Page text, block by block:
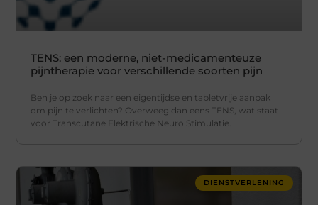
TENS: een moderne, niet-medicamenteuze
pijntherapie voor verschillende soorten pijn
Ben je op zoek naar een eigentijdse en tabletvrije aanpak
om pijn te verlichten? Overweeg dan eens TENS, wat staat
voor Transcutane Elektrische Neuro Stimulatie.
DIENSTVERLENING